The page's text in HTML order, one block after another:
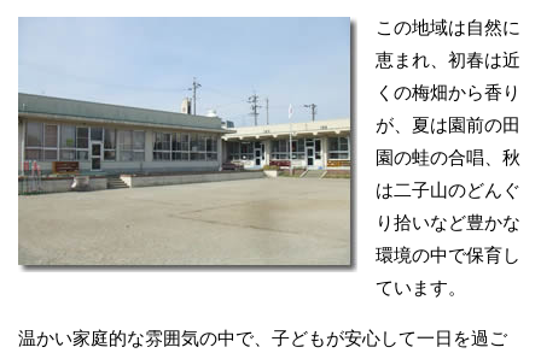
この地域は自然に
恵まれ、初春は近
くの梅畑から香り
が、夏は園前の田
園の蛙の合唱、秋
は二子山のどんぐ
り拾いなど豊かな
環境の中で保育し
ています。
温かい家庭的な雰囲気の中で、子どもが安心して一日を過ご